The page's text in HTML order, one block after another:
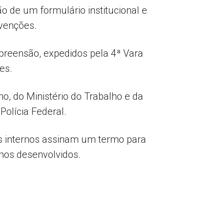
de um formulário institucional e
expedidos pela 4ª Vara
do Ministério do Trabalho e da
Federal.
internos assinam um termo para
desenvolvidos.